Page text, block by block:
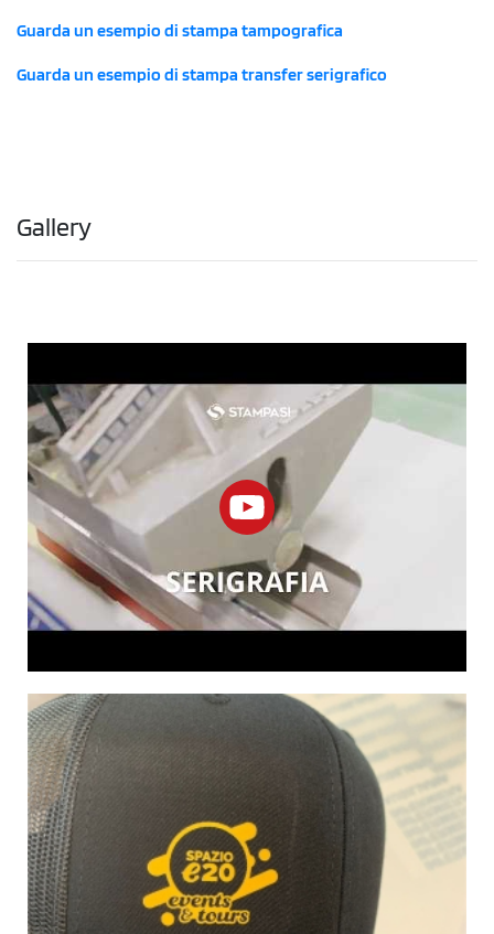
Guarda un esempio di stampa tampografica
Guarda un esempio di stampa transfer serigrafico
Gallery